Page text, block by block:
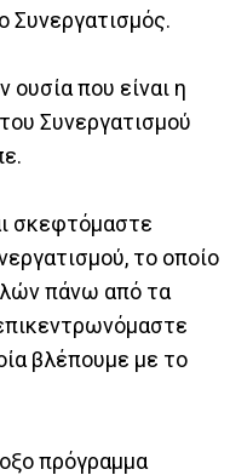
Συνεργατισμός.
ουσία που είναι η
Συνεργατισμού
σκεφτόμαστε
το οποίο
πάνω από τα
βλέπουμε με το
πρόγραμμα